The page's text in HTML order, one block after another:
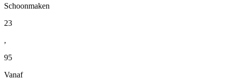
Schoonmaken
23
,
95
Vanaf